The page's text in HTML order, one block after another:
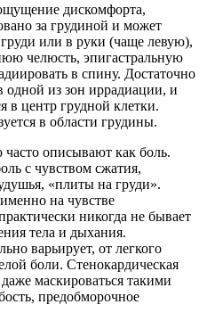
дискомфорта,
за грудиной и может
или в руки (чаще левую),
челюсть, эпигастральную
в спину. Достаточно
одной из зон иррадиации, и
в центр грудной клетки.
в области грудины.
описывают как боль.
с чувством сжатия,
«плиты на груди».
на чувстве
никогда не бывает
тела и дыхания.
варьирует, от легкого
боли. Стенокардическая
маскироваться такими
предобморочное